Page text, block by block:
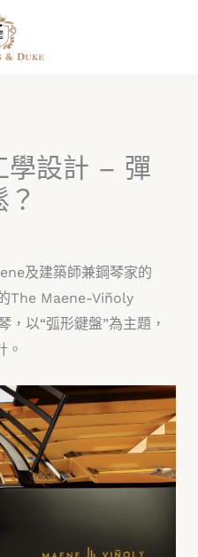
學設計 – 彈
及建築師兼鋼琴家的
The Maene-Viñoly
以“弧形鍵盤”為主題，
。